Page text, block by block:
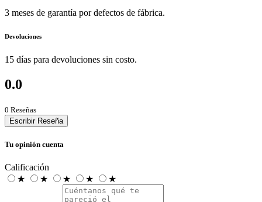
3 meses de garantía por defectos de fábrica.
Devoluciones
15 días para devoluciones sin costo.
0.0
0 Reseñas
Escribir Reseña
Tu opinión cuenta
Calificación
★
★ ★ ★ ★